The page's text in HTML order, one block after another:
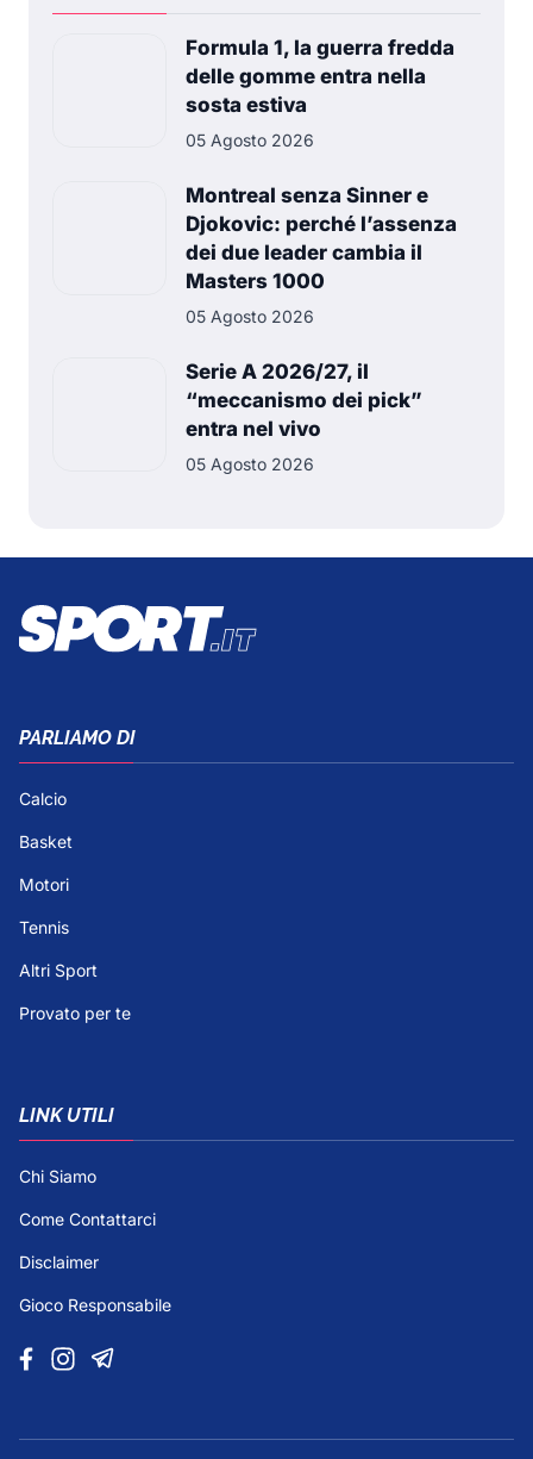
Formula 1, la guerra fredda
delle gomme entra nella
sosta estiva
05 Agosto 2026
Montreal senza Sinner e
Djokovic: perché l’assenza
dei due leader cambia il
Masters 1000
05 Agosto 2026
Serie A 2026/27, il
“meccanismo dei pick”
entra nel vivo
05 Agosto 2026
PARLIAMO DI
Calcio
Basket
Motori
Tennis
Altri Sport
Provato per te
LINK UTILI
Chi Siamo
Come Contattarci
Disclaimer
Gioco Responsabile